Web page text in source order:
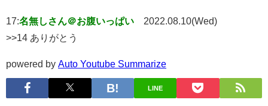
17:名無しさん＠お腹いっぱい
2022.08.10(Wed)
>>14 ありがとう
powered by Auto Youtube Summarize
LINE